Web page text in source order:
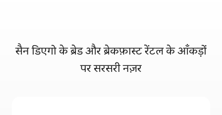
सैन डिएगो के ब्रेड और ब्रेकफ़ास्ट रेंटल के आँकड़ों
पर सरसरी नज़र